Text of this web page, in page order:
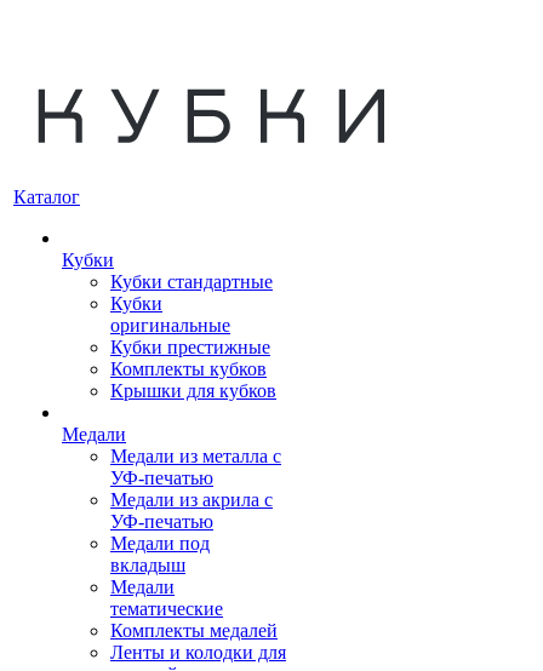
Каталог
Кубки
Кубки стандартные
Кубки
оригинальные
Кубки престижные
Комплекты кубков
Крышки для кубков
Медали
Медали из металла с
УФ-печатью
Медали из акрила с
УФ-печатью
Медали под
вкладыш
Медали
тематические
Комплекты медалей
Ленты и колодки для